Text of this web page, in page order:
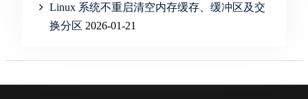
Linux 系统不重启清空内存缓存、缓冲区及交
换分区 2026-01-21